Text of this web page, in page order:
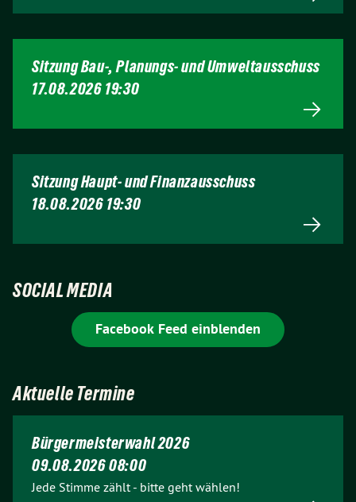
Sitzung Bau-, Planungs- und Umweltausschuss
17.08.2026 19:30
Sitzung Haupt- und Finanzausschuss
18.08.2026 19:30
SOCIAL MEDIA
Facebook Feed einblenden
Aktuelle Termine
Bürgermeisterwahl 2026
09.08.2026 08:00
Jede Stimme zählt - bitte geht wählen!